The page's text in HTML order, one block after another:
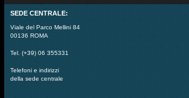
SEDE CENTRALE:
Viale del Parco Mellini 84
00136 ROMA
Tel. (+39) 06 355331
Telefoni e indirizzi
della sede centrale